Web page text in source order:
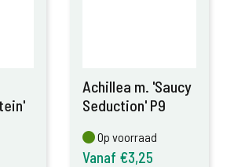
Achillea m. 'Saucy
Seduction' P9
Op voorraad
Op voorraad
Vanaf €3,25